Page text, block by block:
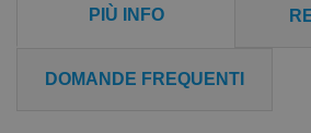
PIÙ INFO
DOMANDE FREQUENTI